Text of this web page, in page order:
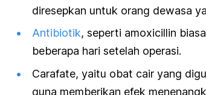
diresepkan untuk orang dewasa
Antibiotik, seperti amoxicillin
beberapa hari setelah operasi.
Carafate, yaitu obat cair yang
guna memberikan efek